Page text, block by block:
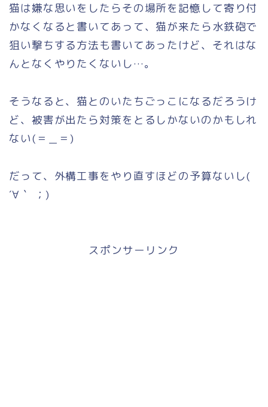
猫は嫌な思いをしたらその場所を記憶して寄り付
かなくなると書いてあって、猫が来たら水鉄砲で
狙い撃ちする方法も書いてあったけど、それはな
んとなくやりたくないし…。
そうなると、猫とのいたちごっこになるだろうけ
ど、被害が出たら対策をとるしかないのかもしれ
ない(＝＿＝)
だって、外構工事をやり直すほどの予算ないし(
´∀｀ ；)
スポンサーリンク